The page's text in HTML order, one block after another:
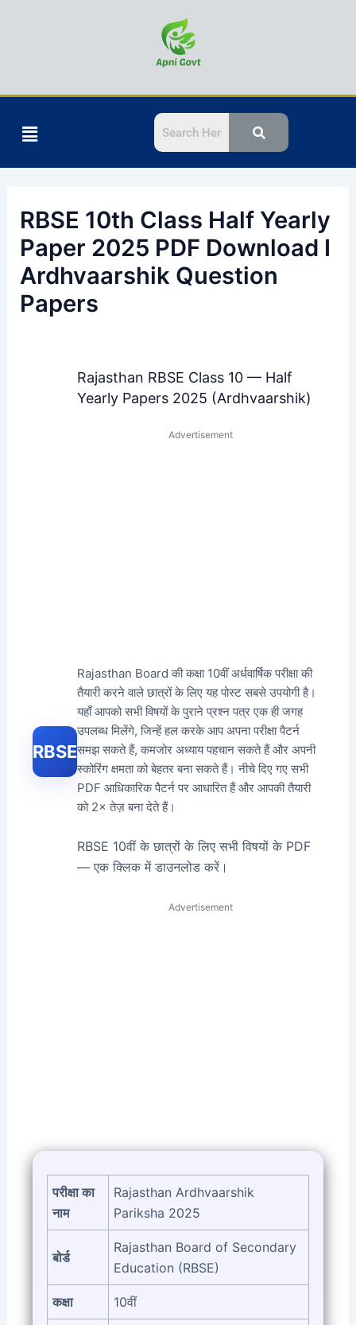
Menu
RBSE 10th Class Half Yearly
Paper 2025 PDF Download I
Ardhvaarshik Question
Papers
RBSE
Rajasthan RBSE Class 10 — Half
Yearly Papers 2025 (Ardhvaarshik)
Advertisement
Rajasthan Board की कक्षा 10वीं अर्धवार्षिक परीक्षा की
तैयारी करने वाले छात्रों के लिए यह पोस्ट सबसे उपयोगी है।
यहाँ आपको सभी विषयों के पुराने प्रश्न पत्र एक ही जगह
उपलब्ध मिलेंगे, जिन्हें हल करके आप अपना परीक्षा पैटर्न
समझ सकते हैं, कमजोर अध्याय पहचान सकते हैं और अपनी
स्कोरिंग क्षमता को बेहतर बना सकते हैं। नीचे दिए गए सभी
PDF आधिकारिक पैटर्न पर आधारित हैं और आपकी तैयारी
को 2× तेज़ बना देते हैं।
RBSE 10वीं के छात्रों के लिए सभी विषयों के PDF
— एक क्लिक में डाउनलोड करें।
Advertisement
परीक्षा का
नाम
Rajasthan Ardhvaarshik
Pariksha 2025
बोर्ड
Rajasthan Board of Secondary
Education (RBSE)
कक्षा 10वीं